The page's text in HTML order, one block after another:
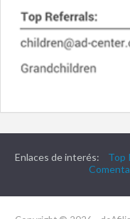
Enlaces de interés: Top